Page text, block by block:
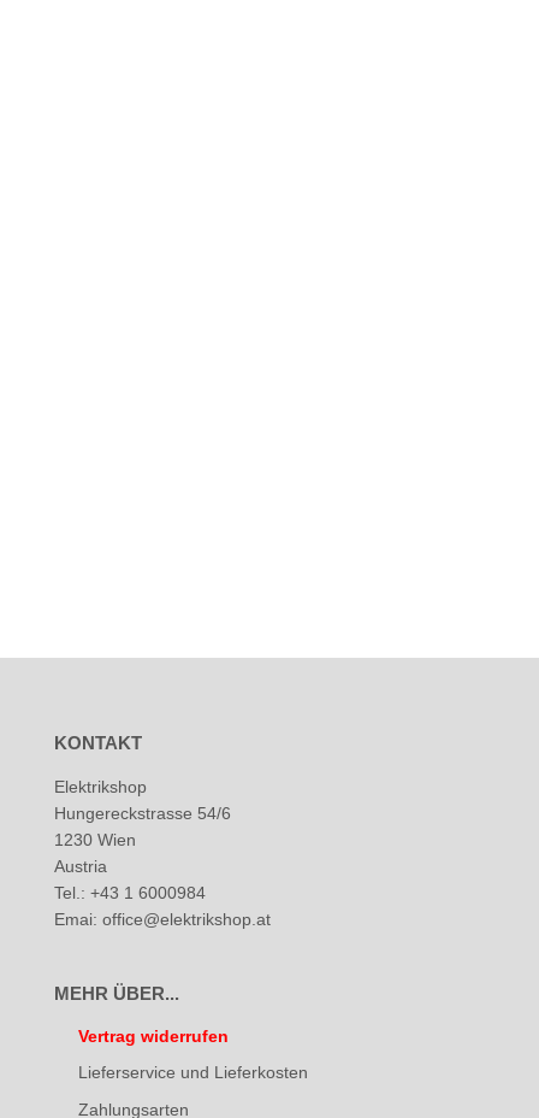
KONTAKT
Elektrikshop
Hungereckstrasse 54/6
1230 Wien
Austria
Tel.: +43 1 6000984
Emai: office@elektrikshop.at
MEHR ÜBER...
Vertrag widerrufen
Lieferservice und Lieferkosten
Zahlungsarten